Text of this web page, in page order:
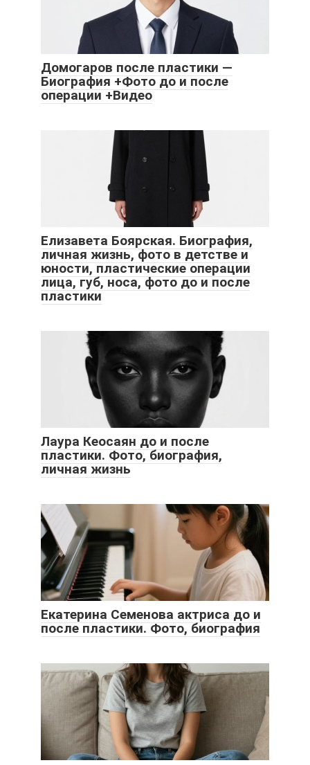
Домогаров после пластики —
Биография +Фото до и после
операции +Видео
Елизавета Боярская. Биография,
личная жизнь, фото в детстве и
юности, пластические операции
лица, губ, носа, фото до и после
пластики
Лаура Кеосаян до и после
пластики. Фото, биография,
личная жизнь
Екатерина Семенова актриса до и
после пластики. Фото, биография